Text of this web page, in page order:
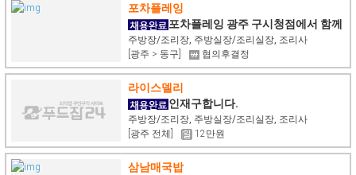
포차플레잉
포차플레잉 광주 구시청점에서 함께
하실 주방실장님 및 조리사님을 모집합니다
주방장/조리장, 주방실장/조리실장, 조리사
[광주 > 동구]
협의후결정
라이스델리
인재구합니다.
주방장/조리장, 주방실장/조리실장, 조리사
[광주 전체]
12만원
삼남매국밥